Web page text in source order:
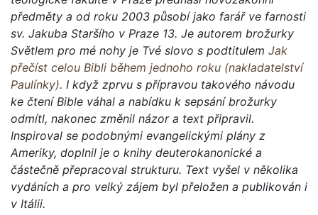
předměty a od roku 2003 působí jako farář ve farnosti
sv. Jakuba Staršího v Praze 13. Je autorem brožurky
Světlem pro mé nohy je Tvé slovo s podtitulem Jak
přečíst celou Bibli během jednoho roku (nakladatelství
Paulínky). I když zprvu s přípravou takového návodu
ke čtení Bible váhal a nabídku k sepsání brožurky
odmítl, nakonec změnil názor a text připravil.
Inspiroval se podobnými evangelickými plány z
Ameriky, doplnil je o knihy deuterokanonické a
částečně přepracoval strukturu. Text vyšel v několika
vydáních a pro velký zájem byl přeložen a publikován i
v Itálii.